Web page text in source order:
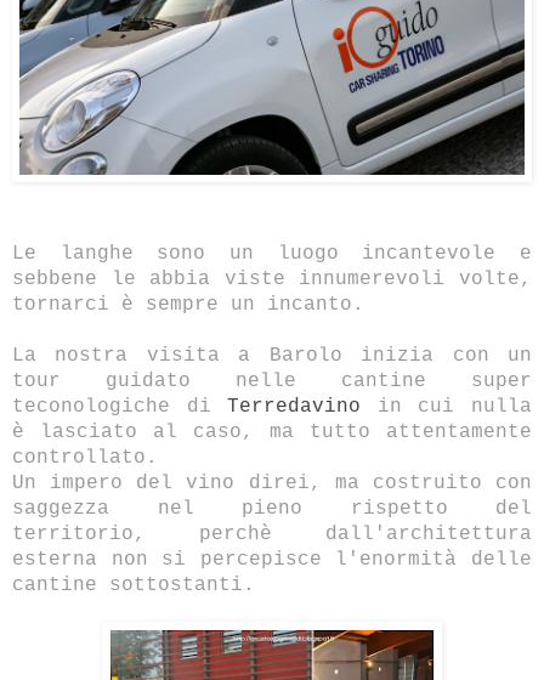
Le langhe sono un luogo incantevole e
sebbene le abbia viste innumerevoli volte,
tornarci è sempre un incanto.
La nostra visita a Barolo inizia con un
tour guidato nelle cantine super
teconologiche di Terredavino in cui nulla
è lasciato al caso, ma tutto attentamente
controllato.
Un impero del vino direi, ma costruito con
saggezza nel pieno rispetto del
territorio, perchè dall'architettura
esterna non si percepisce l'enormità delle
cantine sottostanti.